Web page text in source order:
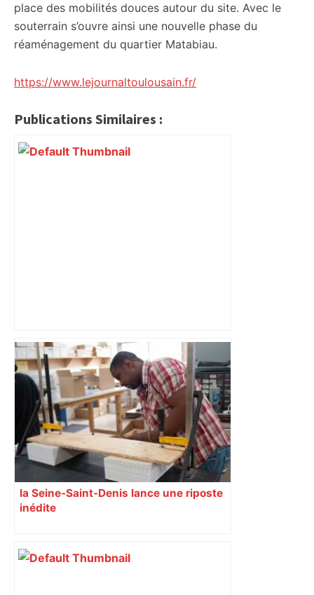
place des mobilités douces autour du site. Avec le
souterrain s’ouvre ainsi une nouvelle phase du
réaménagement du quartier Matabiau.
https://www.lejournaltoulousain.fr/
Publications Similaires :
"Elle trouvait que ça n'allait pas assez
vite" : la cliente menace une employée
au cutter, au McDonald's à Toulouse –
Actu.fr
la Seine-Saint-Denis lance une riposte
inédite